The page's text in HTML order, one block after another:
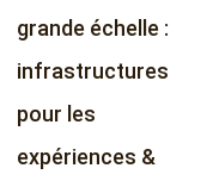
o
n
grande échelle :
infrastructures
pour les
expériences &